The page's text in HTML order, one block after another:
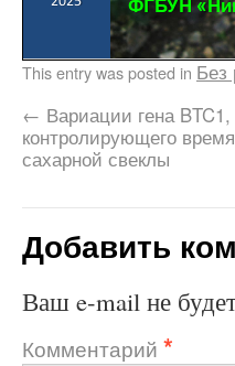
This entry was posted in Без
← Вариации гена BTC1,
контролирующего
сахарной свеклы
Добавить
Ваш e-mail не
Комментарий *